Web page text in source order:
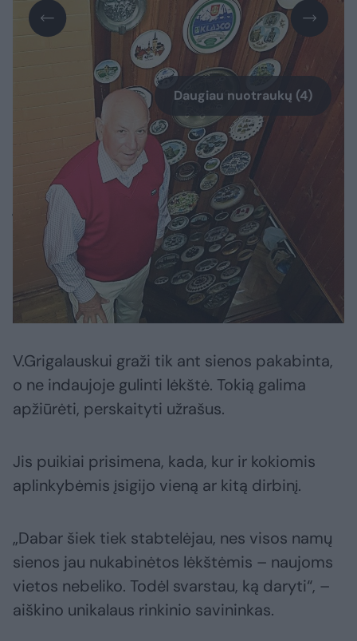
Daugiau nuotraukų (4)
Erdvūs V.Grigalausko namai primena muziejų
– koridoriuje ir visuose kambariuose kabo
įvairaus dydžio lėkštės, išmargintos
spalvingais ornamentais, užrašais, vaizdais.
Per tris dešimtmečius gargždiškis sukaupė
apie 300 eksponatų.
V.Grigalauskui graži tik ant sienos pakabinta,
o ne indaujoje gulinti lėkštė. Tokią galima
apžiūrėti, perskaityti užrašus.
Jis puikiai prisimena, kada, kur ir kokiomis
aplinkybėmis įsigijo vieną ar kitą dirbinį.
„Dabar šiek tiek stabtelėjau, nes visos namų
sienos jau nukabinėtos lėkštėmis – naujoms
vietos nebeliko. Todėl svarstau, ką daryti“, –
aiškino unikalaus rinkinio savininkas.